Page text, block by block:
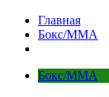
Главная
Бокс/MMA
Бокс/MMA